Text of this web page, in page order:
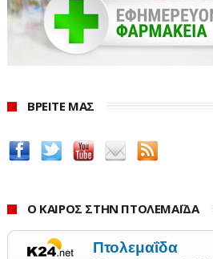
ΒΡΕΙΤΕ ΜΑΣ
Ο ΚΑΙΡΟΣ ΣΤΗΝ ΠΤΟΛΕΜΑΪΔΑ